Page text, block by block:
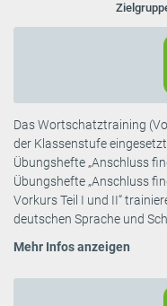
Das Wortschatztraining
der Klassenstufe
Übungshefte „Anschluss
Übungshefte „Anschluss
Vorkurs Teil I und II“
deutschen Sprache und
Mehr Infos anzeigen